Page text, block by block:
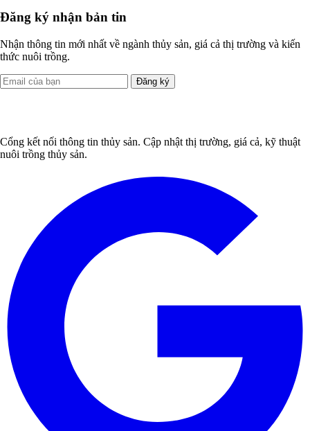
Đăng ký nhận bản tin
Nhận thông tin mới nhất về ngành thủy sản, giá cả thị trường và kiến
thức nuôi trồng.
Đăng ký
Cổng kết nối thông tin thủy sản. Cập nhật thị trường, giá cả, kỹ thuật
nuôi trồng thủy sản.